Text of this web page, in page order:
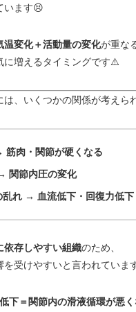
います😣
温変化＋活動量の変化が重な
に増えるタイミングです⚠️
は、いくつかの関係が考えら
肉・関節が硬くなる
関節内圧の変化
乱れ → 血流低下・回復力低下
依存しやすい組織のため、
受けやすいと言われていま
下＝関節内の滑液循環が悪く